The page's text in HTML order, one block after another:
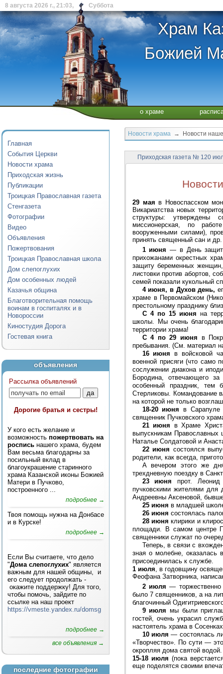
8 августа 2026 г., 21:03, Суббота
Храм
Божией
о храме
Главная
События Церкви
Новости храма
Приходская жизнь
Публикации
Троицкая Православная газета
Стенгазета
Фотографии
Видео
Объявления
Пожертвования
Троицкая Православная школа
Дом слепоглухих
Дом особенных людей
Казачья община
Благотворительная помощь
воинам в госпиталях и в
Новороссии
Киностудия Дорога
Гостевая книга
объявления
Рассылка объявлений
Дорогие братья и сестры!
У кого есть желание и
возможность пожертвовать на
роспись нашего храма, будем
Вам весьма благодарны за
посильный вклад в
благоукрашение старинного
храма Казанской иконы Божией
Матери в Пучково,
построенного ...
подробнее →
Твоя помощь нужна на Донбасе
и в Курске!
подробнее →
Если Вы считаете, что дело
"Дома слепоглухих" является
важным для нашей общины, и
его следует продолжать -
окажите поддержку! Для того,
чтобы помочь, зайдите по
ссылке на наш проект
https://vmeste.yandex.ru/domsg
подробнее →
все объявления →
последние фотографии
Новости храма → Новости
Приходская газета № 120
29 мая в Новоспасском
Викариатства новых
структуры: утверждены
миссионерская, по
вооруженными силами),
принять священный сан и др.
1 июня — в День
прихожанами окрестных
защиту беременных
листовки против абортов,
семей показали кукольный
4 июня, в Духов день,
храме в Первомайском
престольному празднику
С 4 по 15 июня на
школы. Мы очень
территории храма!
С 4 по 29 июня в
пребывания. (См. материал
16 июня в войсковой
военной присяги (что само
сослужении диакона и
Бородина, отвечающего
особенный праздник, тем
Стерликовы. Командование
на которой не только
18-20 июня в Сарапуле
священник Пучковского
21 июня в Храме
выпускникам
Наталье Солдатовой и
22 июня состоялся
родители, как всегда,
А вечером этого же
трехдневную поездку в
23 июня прот. Леонид
пучковскими жителями
Андреевны Аксеновой,
25 июня в младшей
26 июня состоялась
28 июня клирики и
площади. В самом центре
священники служат по
Теперь, в связи с
зная о молебне, оказалась
присоединилась к службе.
1 июля, в годовщину
Феофана Затворника,
2 июля — торжественно
было 7 священников, а на
благочинный
9 июля мы были
гостей, очень украсил
настоятель храма в
10 июля — состоялась
«Творчество». По сути —
окропляя дома святой водой.
15-18 июля (пока
еще поделятся своими